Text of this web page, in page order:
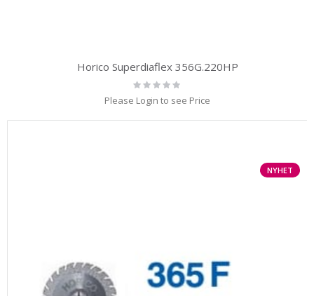
Horico Superdiaflex 356G.220HP
Rating:
0%
Please Login to see Price
NYHET